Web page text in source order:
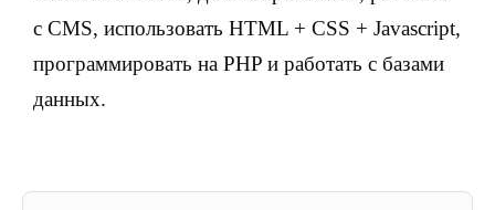
с CMS, использовать HTML + CSS + Javascript,
программировать на PHP и работать с базами
данных.